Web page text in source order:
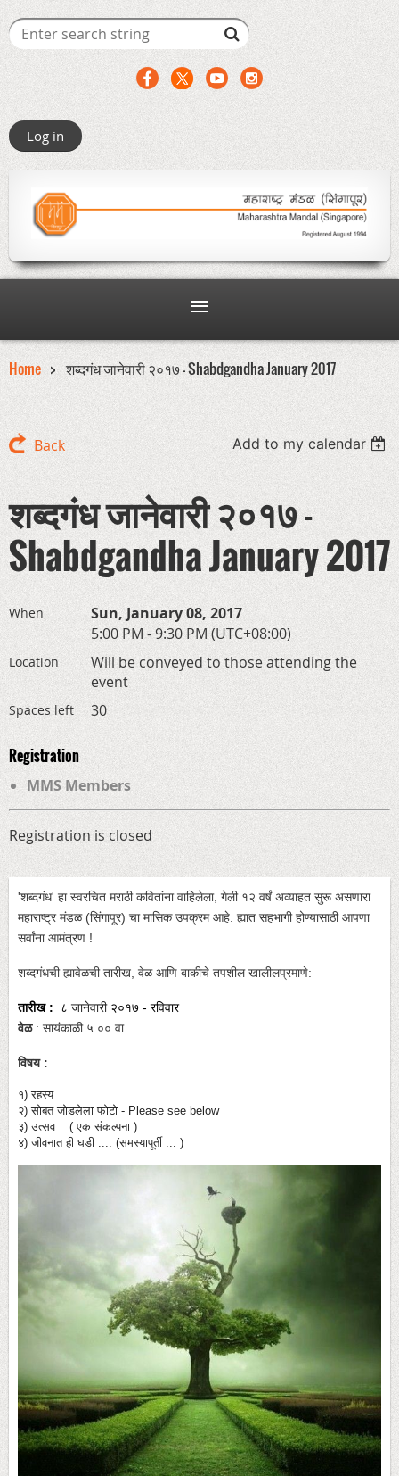
Log in
Home शब्दगंध‏ जानेवारी २०१७ - Shabdgandha January 2017
Back Add to my calendar
शब्दगंध‏ जानेवारी २०१७ -
Shabdgandha January 2017
When
Sun, January 08, 2017
5:00 PM - 9:30 PM (UTC+08:00)
Location
Will be conveyed to those attending the
event
Spaces left 30
Registration
MMS Members
Registration is closed
'शब्दगंध' हा स्वरचित मराठी कवितांना वाहिलेला, गेली १२ वर्षं अव्याहत सुरू असणारा
महाराष्ट्र मंडळ (सिंगापूर) चा मासिक उपक्रम आहे. ह्यात सहभागी होण्यासाठी आपणा
सर्वांना आमंत्रण !
शब्दगंधची ह्यावेळची तारीख, वेळ आणि बाकीचे तपशील खालीलप्रमाणे:
तारीख : ८ जानेवारी२०१७ - रविवार
वेळ: सायंकाळी ५.०० वा
विषय :
१) रहस्य
२) सोबत जोडलेला फोटो - Please see below
३) उत्सव ( एक संकल्पना )
४) जीवनात ही घडी .... (समस्यापूर्ती ... )